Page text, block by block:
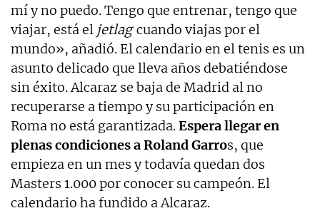
mí y no puedo. Tengo que entrenar, tengo que
viajar, está el jetlagcuando viajas por el
mundo», añadió. El calendario en el tenis es un
asunto delicado que lleva años debatiéndose
sin éxito. Alcaraz se baja de Madrid al no
recuperarse a tiempo y su participación en
Roma no está garantizada.Espera llegar en
plenas condiciones a Roland Garros, que
empieza en un mes y todavía quedan dos
Masters 1.000 por conocer su campeón. El
calendario ha fundido a Alcaraz.